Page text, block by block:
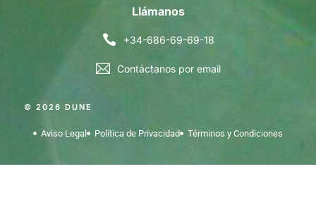
Llámanos
+34-686-69-69-18
Contáctanos por email
© 2026 DUNE
Aviso Legal Política de Privacidad Términos y Condiciones